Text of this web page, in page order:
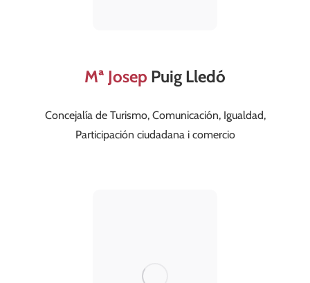
Mª Josep Puig Lledó
Concejalía de Turismo, Comunicación, Igualdad,
Participación ciudadana i comercio
comunicacio@valldegallinera.es
686 100 499